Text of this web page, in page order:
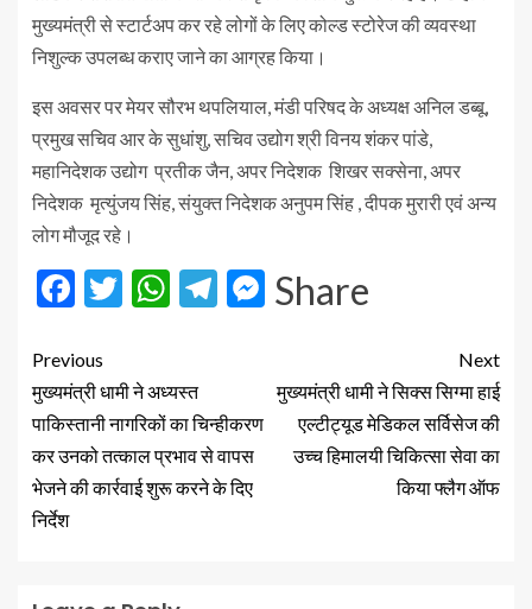
मुख्यमंत्री से स्टार्टअप कर रहे लोगों के लिए कोल्ड स्टोरेज की व्यवस्था
निशुल्क उपलब्ध कराए जाने का आग्रह किया।
इस अवसर पर मेयर सौरभ थपलियाल, मंडी परिषद के अध्यक्ष अनिल डब्बू,
प्रमुख सचिव आर के सुधांशु, सचिव उद्योग श्री विनय शंकर पांडे,
महानिदेशक उद्योग प्रतीक जैन, अपर निदेशक शिखर सक्सेना, अपर
निदेशक मृत्युंजय सिंह, संयुक्त निदेशक अनुपम सिंह , दीपक मुरारी एवं अन्य
लोग मौजूद रहे।
Facebook
Twitter
WhatsApp
Telegram
Messenger
Share
Previous
मुख्यमंत्री धामी ने अध्यस्त
पाकिस्तानी नागरिकों का चिन्हीकरण
कर उनको तत्काल प्रभाव से वापस
भेजने की कार्रवाई शुरू करने के दिए
निर्देश
Next
मुख्यमंत्री धामी ने सिक्स सिग्मा हाई
एल्टीट्यूड मेडिकल सर्विसेज की
उच्च हिमालयी चिकित्सा सेवा का
किया फ्लैग ऑफ